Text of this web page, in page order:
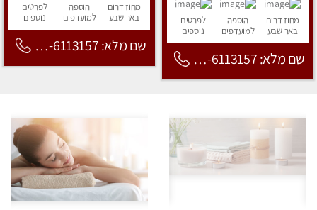
מחוז דרום
באר שבע
הוספה
למועדפים
לפרטים
נוספים
שם מלא: 053-6113157
מחוז דרום
באר שבע
הוספה
למועדפים
לפרטים
נוספים
שם מלא: 053-6113157